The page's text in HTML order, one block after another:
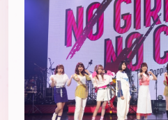
Schedule
Goods